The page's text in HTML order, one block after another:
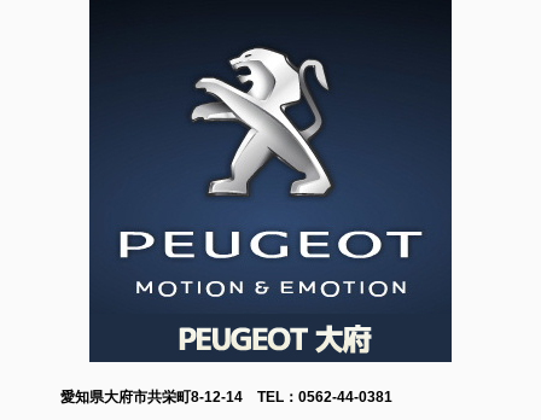
愛知県大府市共栄町8-12-14 TEL：0562-44-0381